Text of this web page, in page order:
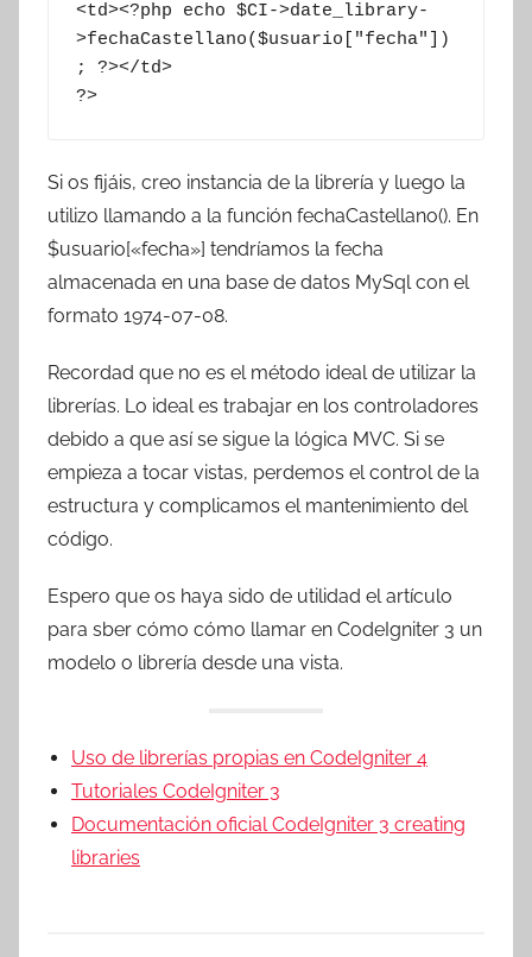
<td><?php echo $CI->date_library-
>fechaCastellano($usuario["fecha"])
; ?></td>
?>
Si os fijáis, creo instancia de la librería y luego la
utilizo llamando a la función fechaCastellano(). En
$usuario[«fecha»] tendríamos la fecha
almacenada en una base de datos MySql con el
formato 1974-07-08.
Recordad que no es el método ideal de utilizar la
librerías. Lo ideal es trabajar en los controladores
debido a que así se sigue la lógica MVC. Si se
empieza a tocar vistas, perdemos el control de la
estructura y complicamos el mantenimiento del
código.
Espero que os haya sido de utilidad el artículo
para sber cómo cómo llamar en CodeIgniter 3 un
modelo o librería desde una vista.
Uso de librerías propias en CodeIgniter 4
Tutoriales CodeIgniter 3
Documentación oficial CodeIgniter 3 creating
libraries